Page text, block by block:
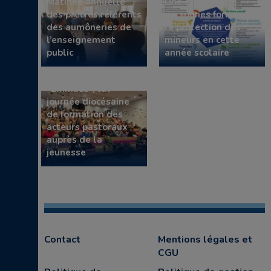
des prêtres référents
des aumôneries de
l’enseignement
public
personnes formées à
la protection des
mineurs en cette
année scolaire
“Emmaüs”, la
journée diocésaine
de formation des
acteurs pastoraux
auprès de la
jeunesse
Contact
Mentions légales et
CGU